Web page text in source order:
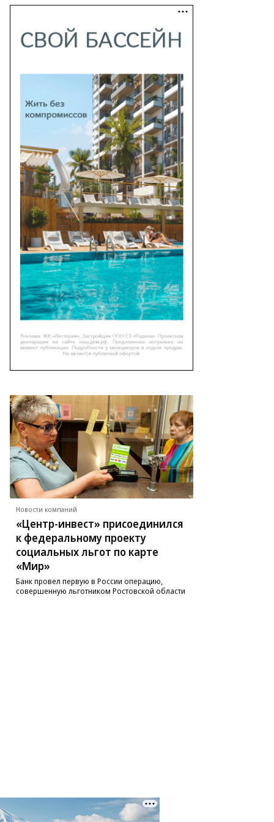
Новости компаний
«Центр-инвест» присоединился
к федеральному проекту
социальных льгот по карте
«Мир»
Банк провел первую в России операцию,
совершенную льготником Ростовской области